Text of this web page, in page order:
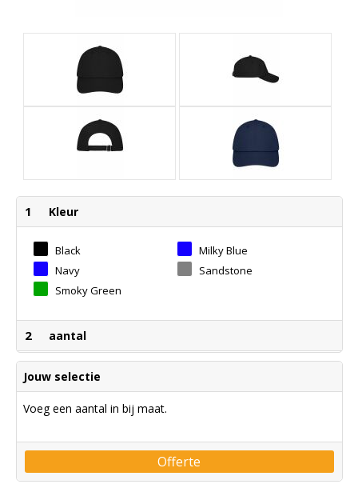
1 Kleur
Black
Milky Blue
Navy
Sandstone
Smoky Green
2 aantal
Jouw selectie
Voeg een aantal in bij maat.
Offerte